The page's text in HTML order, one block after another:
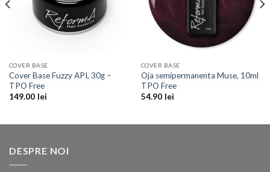
COVER BASE
Cover Base Fuzzy API, 30g –
TPO Free
149.00 lei
COVER BASE
Oja semipermanenta Muse, 10ml
TPO Free
54.90 lei
DESPRE NOI